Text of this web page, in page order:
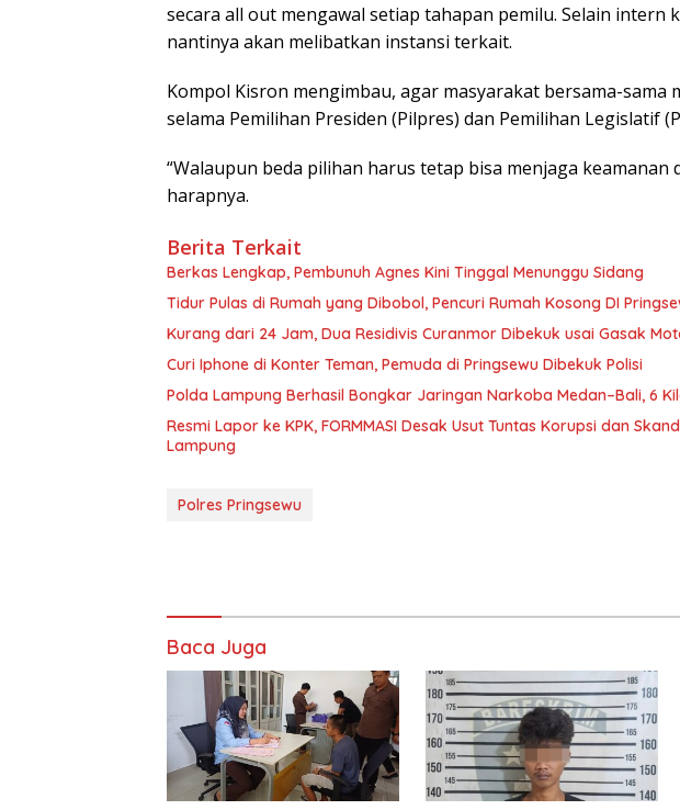
secara all out mengawal setiap tahapan pemilu. Selain intern
nantinya akan melibatkan instansi terkait.
Kompol Kisron mengimbau, agar masyarakat bersama-sama
selama Pemilihan Presiden (Pilpres) dan Pemilihan Legislatif
“Walaupun beda pilihan harus tetap bisa menjaga keamanan
harapnya.
Berita Terkait
Berkas Lengkap, Pembunuh Agnes Kini Tinggal Menunggu Sidang
Tidur Pulas di Rumah yang Dibobol, Pencuri Rumah Kosong DI
Kurang dari 24 Jam, Dua Residivis Curanmor Dibekuk usai Gasak
Curi Iphone di Konter Teman, Pemuda di Pringsewu Dibekuk Polisi
Polda Lampung Berhasil Bongkar Jaringan Narkoba Medan–Bali, 6
Resmi Lapor ke KPK, FORMMASI Desak Usut Tuntas Korupsi dan
Lampung
Polres Pringsewu
Baca Juga